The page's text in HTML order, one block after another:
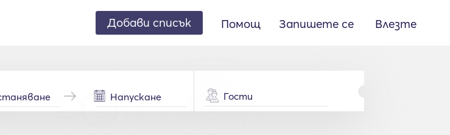
Добави списък Помощ Запишете се Влезте
Гости